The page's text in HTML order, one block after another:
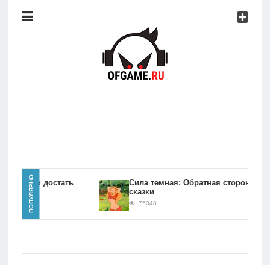
Консоли
Главная
ПОПУЛЯРНО
Как достать
Сила темная: Обратная сторона
сказки
75048